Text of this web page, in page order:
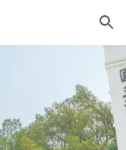
Skip to navigation